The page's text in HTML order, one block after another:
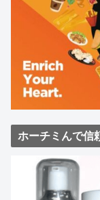
ホーチミんで信